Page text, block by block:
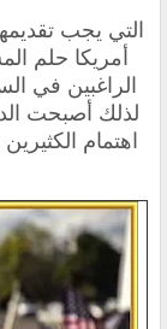
التي يجب
أمريكا حلم
الراغبين في
لذلك أصبحت
اهتمام